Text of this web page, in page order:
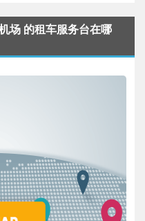
场 的租车服务台在哪